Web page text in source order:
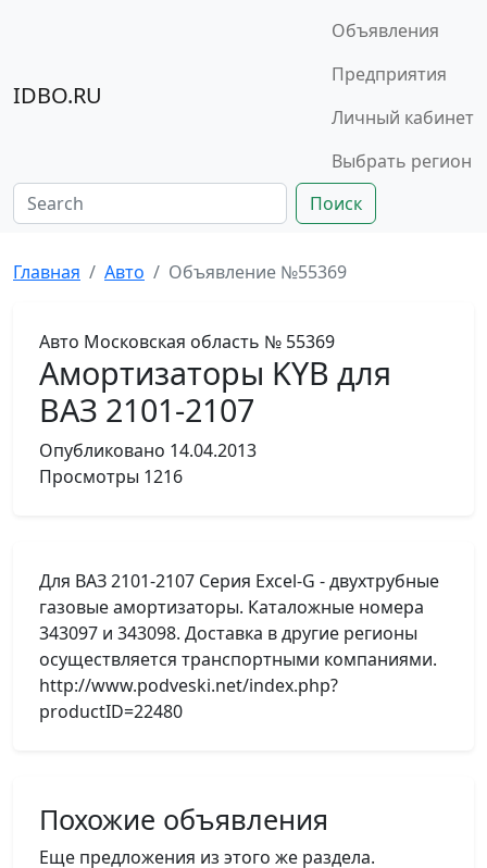
IDBO.RU
Объявления
Предприятия
Личный кабинет
Выбрать регион
Поиск
Главная Авто Объявление №55369
Авто Московская область № 55369
Амортизаторы KYB для
ВАЗ 2101-2107
Опубликовано 14.04.2013
Просмотры 1216
Для ВАЗ 2101-2107 Серия Excel-G - двухтрубные
газовые амортизаторы. Каталожные номера
343097 и 343098. Доставка в другие регионы
осуществляется транспортными компаниями.
http://www.podveski.net/index.php?
productID=22480
Похожие объявления
Еще предложения из этого же раздела.